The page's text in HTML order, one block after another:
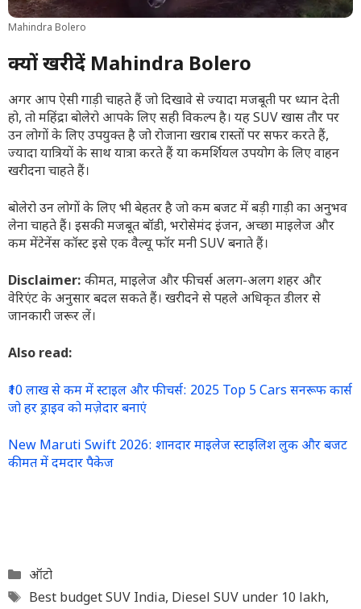
Mahindra Bolero
क्यों खरीदें Mahindra Bolero
अगर आप ऐसी गाड़ी चाहते हैं जो दिखावे से ज्यादा मजबूती पर ध्यान देती
हो, तो महिंद्रा बोलेरो आपके लिए सही विकल्प है। यह SUV खास तौर पर
उन लोगों के लिए उपयुक्त है जो रोजाना खराब रास्तों पर सफर करते हैं,
ज्यादा यात्रियों के साथ यात्रा करते हैं या कमर्शियल उपयोग के लिए वाहन
खरीदना चाहते हैं।
बोलेरो उन लोगों के लिए भी बेहतर है जो कम बजट में बड़ी गाड़ी का अनुभव
लेना चाहते हैं। इसकी मजबूत बॉडी, भरोसेमंद इंजन, अच्छा माइलेज और
कम मेंटेनेंस कॉस्ट इसे एक वैल्यू फॉर मनी SUV बनाते हैं।
Disclaimer: कीमत, माइलेज और फीचर्स अलग-अलग शहर और
वेरिएंट के अनुसार बदल सकते हैं। खरीदने से पहले अधिकृत डीलर से
जानकारी जरूर लें।
Also read:
₹10 लाख से कम में स्टाइल और फीचर्स: 2025 Top 5 Cars सनरूफ कार्स
जो हर ड्राइव को मज़ेदार बनाएं
New Maruti Swift 2026: शानदार माइलेज स्टाइलिश लुक और बजट
कीमत में दमदार पैकेज
Categories
ऑटो
Tags
Best budget SUV India, Diesel SUV under 10 lakh,